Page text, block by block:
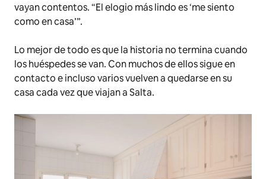
vayan contentos. “El elogio más lindo es ‘me siento
como en casa’”.
Lo mejor de todo es que la historia no termina cuando
los huéspedes se van. Con muchos de ellos sigue en
contacto e incluso varios vuelven a quedarse en su
casa cada vez que viajan a Salta.